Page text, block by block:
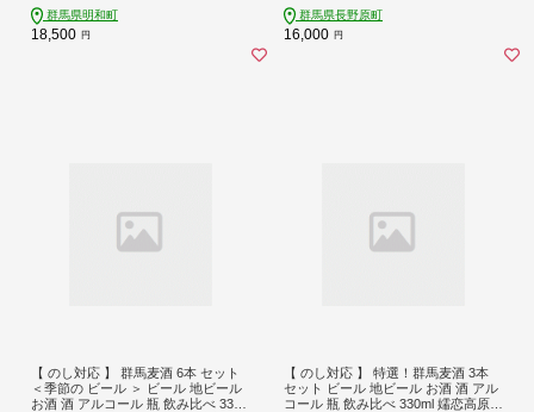
群馬県明和町
18,500 円
群馬県長野原町
16,000 円
【 のし対応 】 群馬麦酒 6本 セット
＜季節の ビール ＞ ビール 地ビール
お酒 酒 アルコール 瓶 飲み比べ 330
【 のし対応 】 特選！群馬麦酒 3本
セット ビール 地ビール お酒 酒 アル
コール 瓶 飲み比べ 330ml 嬬恋高原ブ